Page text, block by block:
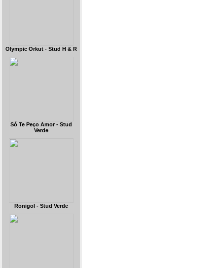
Olympic Orkut - Stud H & R
Só Te Peço Amor - Stud
Verde
Ronigol - Stud Verde